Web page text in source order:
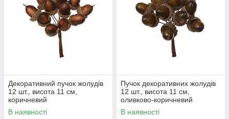
Декоративний пучок жолудів
12 шт., висота 11 см,
коричневий
В наявності
Пучок декоративних жолудів
12 шт., висота 11 см,
оливково-коричневий
В наявності